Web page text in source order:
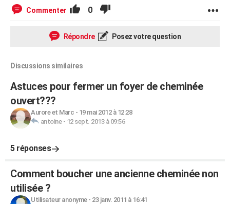
Commenter 0
Répondre Posez votre question
Discussions similaires
Astuces pour fermer un foyer de cheminée
ouvert???
Aurore et Marc - 19 mai 2012 à 12:28
antoine- 12 sept. 2013 à 09:56
5 réponses
Comment boucher une ancienne cheminée non
utilisée ?
Utilisateur anonyme- 23 janv. 2011 à 16:41